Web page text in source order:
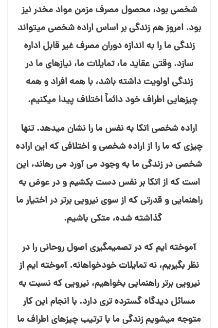
شخصی بود، محصول مصرف مزمن مواد مخدر نیز
بود. امروز هم زندگی بر اساس اراده شخصی می⁯تواند
زندگی ما را به اندازه دوران مصرف غیر قابل اداره
سازد. وقتی عقاید ما، تمایلات ما، نیازهای ما در
زندگی اولویت داشته باشد، با همه افراد و همه
چیزهایی اطراف خود دائماً اختلاف پیدا می⁯کنیم.
اراده شخصی اتکا به نفس ما را نشان می⁯دهد. تنها
چیزی که ما را از اراده شخصی و اختلافی که این اراده
شخصی در زندگی ما به وجود می⁯ آورد می⁯ رهاند، این
است که از اتکا بر نفس دست بکشیم و در عوض به
راهنمایی و قدرتی که از سوی نیرویی برتر در اختیار ما
گذاشته شده، متکی باشیم.
آموخته⁯ ایم که در تصمیم⁯گیری اصول روحانی را در
نظر بگیریم، نه تمایلات خودخواهانه. آموخته⁯ ایم از
نیرویی برتر راهنمایی بخواهیم، نیرویی که نسبت به
مسائل دیدگاه گسترده⁯ تری دارد. با انجام این کار
متوجه می⁯شویم زندگی ما با ترتیب چیزهای اطراف ما